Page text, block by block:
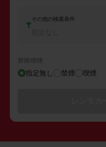
その他の検索条件
禁煙/喫煙
指定無し 禁煙 喫煙